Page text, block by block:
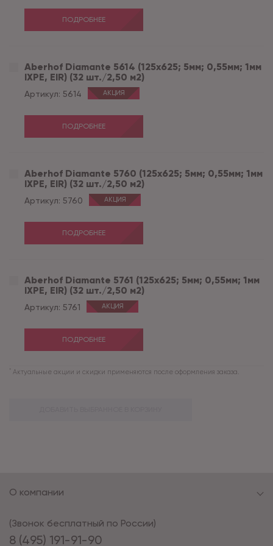
ПОДРОБНЕЕ
Aberhof Diamante 5614 (125x625; 5мм; 0,55мм; 1мм
IXPE, EIR) (32 шт./2,50 м2)
Артикул: 5614 АКЦИЯ
ПОДРОБНЕЕ
Aberhof Diamante 5760 (125x625; 5мм; 0,55мм; 1мм
IXPE, EIR) (32 шт./2,50 м2)
Артикул: 5760 АКЦИЯ
ПОДРОБНЕЕ
Aberhof Diamante 5761 (125x625; 5мм; 0,55мм; 1мм
IXPE, EIR) (32 шт./2,50 м2)
Артикул: 5761 АКЦИЯ
ПОДРОБНЕЕ
* Актуальные акции и скидки применяются после оформления заказа.
8 (495) 191-91-90
(Звонок бесплатный по России)
О компании